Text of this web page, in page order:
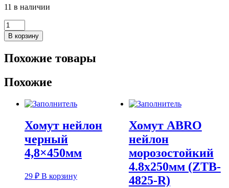
11 в наличии
Количество
товара
Хомут
2.5х100мм
В корзину
Похожие товары
Похожие
Хомут нейлон
черный
4,8×450мм
29 ₽ В корзину
Хомут ABRO
нейлон
морозостойкий
4.8х250мм (ZTB-
4825-R)